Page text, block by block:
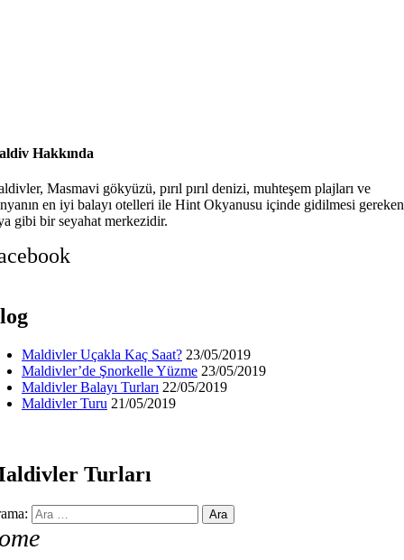
Hakkında
Masmavi gökyüzü, pırıl pırıl denizi, muhteşem plajları ve
en iyi balayı otelleri ile Hint Okyanusu içinde gidilmesi gereken
gibi bir seyahat merkezidir.
Maldivler Uçakla Kaç Saat? 23/05/2019
Maldivler’de Şnorkelle Yüzme 23/05/2019
Maldivler Balayı Turları 22/05/2019
Maldivler Turu 21/05/2019
Turları